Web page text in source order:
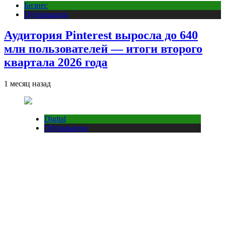
Бизнес
Публикации
Аудитория Pinterest выросла до 640
млн пользователей — итоги второго
квартала 2026 года
1 месяц назад
Digital
Публикации